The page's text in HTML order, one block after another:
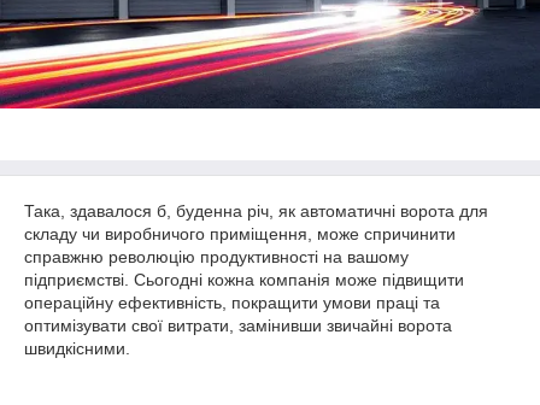
Така, здавалося б, буденна річ, як автоматичні ворота для
складу чи виробничого приміщення, може спричинити
справжню революцію продуктивності на вашому
підприємстві. Сьогодні кожна компанія може підвищити
операційну ефективність, покращити умови праці та
оптимізувати свої витрати, замінивши звичайні ворота
швидкісними.